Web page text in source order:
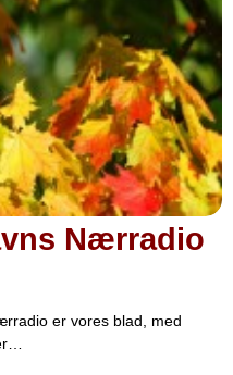
Nærradio
er vores blad, med